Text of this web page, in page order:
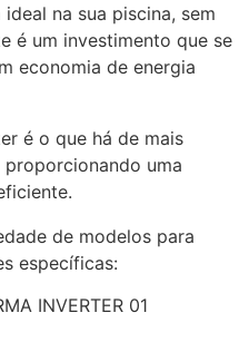
na sua piscina, sem
é um investimento que se
economia de energia
é o que há de mais
uma
de modelos para
específicas:
INVERTER 01